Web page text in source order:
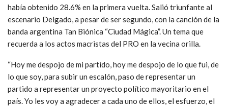
había obtenido 28.6% en la primera vuelta. Salió triunfante al
escenario Delgado, a pesar de ser segundo, con la canción de la
banda argentina Tan Biónica “Ciudad Mágica”. Un tema que
recuerda a los actos macristas del PRO en la vecina orilla.
“Hoy me despojo de mi partido, hoy me despojo de lo que fui, de
lo que soy, para subir un escalón, paso de representar un
partido a representar un proyecto político mayoritario en el
país. Yo les voy a agradecer a cada uno de ellos, el esfuerzo, el